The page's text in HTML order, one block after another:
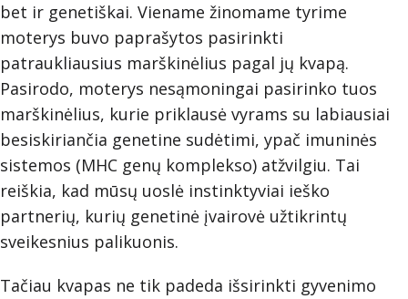
bet ir genetiškai. Viename žinomame tyrime
moterys buvo paprašytos pasirinkti
patraukliausius marškinėlius pagal jų kvapą.
Pasirodo, moterys nesąmoningai pasirinko tuos
marškinėlius, kurie priklausė vyrams su labiausiai
besiskiriančia genetine sudėtimi, ypač imuninės
sistemos (MHC genų komplekso) atžvilgiu. Tai
reiškia, kad mūsų uoslė instinktyviai ieško
partnerių, kurių genetinė įvairovė užtikrintų
sveikesnius palikuonis.
Tačiau kvapas ne tik padeda išsirinkti gyvenimo